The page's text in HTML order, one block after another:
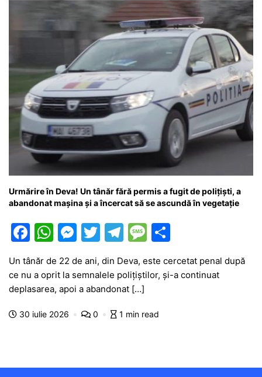
k
er
Urmărire în Deva! Un tânăr fără permis a fugit de polițiști, a
abandonat mașina și a încercat să se ascundă în vegetație
F
c
e
b
k
W
at
s
A
M
s
s
e
er
T
w
itt
er
T
e
gr
a
M
s
a
g
ta
Un tânăr de 22 de ani, din Deva, este cercetat penal după
ce nu a oprit la semnalele polițiștilor, și-a continuat
deplasarea, apoi a abandonat […]
30 iulie 2026 0 1 min read